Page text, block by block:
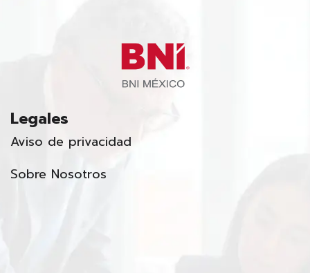
Legales
Aviso de privacidad
Sobre Nosotros